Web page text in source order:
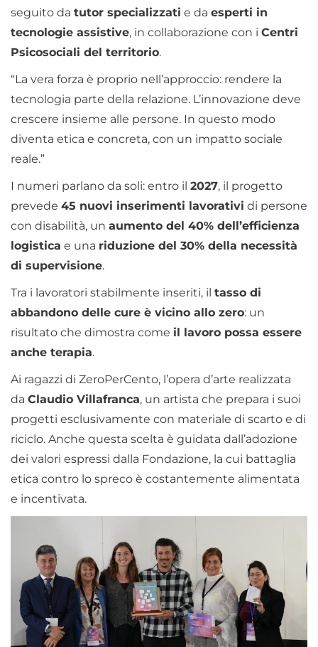
seguito da tutor specializzati e da esperti in
tecnologie assistive, in collaborazione con i Centri
Psicosociali del territorio.
“La vera forza è proprio nell’approccio: rendere la
tecnologia parte della relazione. L’innovazione deve
crescere insieme alle persone. In questo modo
diventa etica e concreta, con un impatto sociale
reale.”
I numeri parlano da soli: entro il 2027, il progetto
prevede 45 nuovi inserimenti lavorativi di persone
con disabilità, un aumento del 40% dell’efficienza
logistica e una riduzione del 30% della necessità
di supervisione.
Tra i lavoratori stabilmente inseriti, il tasso di
abbandono delle cure è vicino allo zero: un
risultato che dimostra come il lavoro possa essere
anche terapia.
Ai ragazzi di ZeroPerCento, l’opera d’arte realizzata
da Claudio Villafranca, un artista che prepara i suoi
progetti esclusivamente con materiale di scarto e di
riciclo. Anche questa scelta è guidata dall’adozione
dei valori espressi dalla Fondazione, la cui battaglia
etica contro lo spreco è costantemente alimentata
e incentivata.